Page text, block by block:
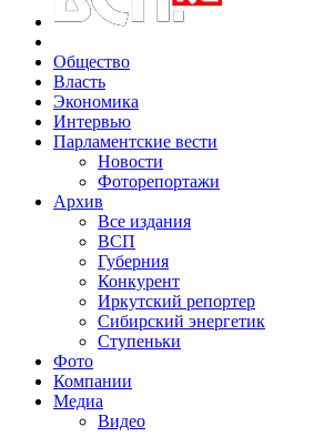
Общество
Власть
Экономика
Интервью
Парламентские вести
Новости
Фоторепортажи
Архив
Все издания
ВСП
Губерния
Конкурент
Иркутский репортер
Сибирский энергетик
Ступеньки
Фото
Компании
Медиа
Видео